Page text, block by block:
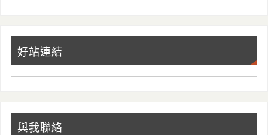
好站連結
與我聯絡